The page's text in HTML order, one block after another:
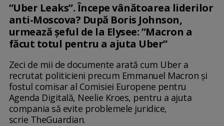
”Uber Leaks”. Începe vânătoarea liderilor
anti-Moscova? După Boris Johnson,
urmează șeful de la Elysee: ”Macron a
făcut totul pentru a ajuta Uber”
Zeci de mii de documente arată cum Uber a
recrutat politicieni precum Emmanuel Macron și
fostul comisar al Comisiei Europene pentru
Agenda Digitală, Neelie Kroes, pentru a ajuta
compania să evite problemele juridice,
scrie TheGuardian.